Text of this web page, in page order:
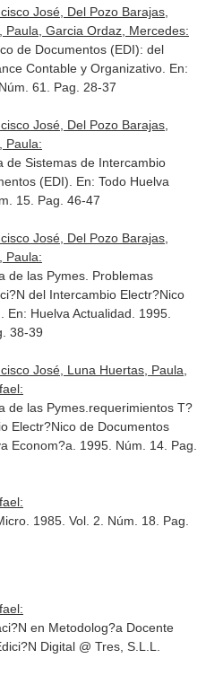
José, Del Pozo Barajas,
Paula, Garcia Ordaz, Mercedes:
de Documentos (EDI): del
Contable y Organizativo. En:
61. Pag. 28-37
José, Del Pozo Barajas,
Paula:
de Sistemas de Intercambio
(EDI). En: Todo Huelva
15. Pag. 46-47
José, Del Pozo Barajas,
Paula:
de las Pymes. Problemas
del Intercambio Electr?Nico
En: Huelva Actualidad . 1995.
38-39
José, Luna Huertas, Paula,
de las Pymes.requerimientos T?
Electr?Nico de Documentos
Econom?a . 1995. Núm. 14. Pag.
. 1985. Vol. 2. Núm. 18. Pag.
en Metodolog?a Docente
Digital @ Tres, S.L.L.